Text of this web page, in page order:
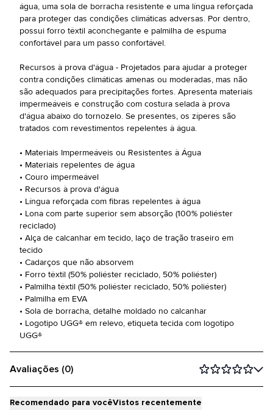
água, uma sola de borracha resistente e uma língua reforçada
para proteger das condições climáticas adversas. Por dentro,
possui forro têxtil aconchegante e palmilha de espuma
confortável para um passo confortável.
Recursos à prova d'água - Projetados para ajudar a proteger
contra condições climáticas amenas ou moderadas, mas não
são adequados para precipitações fortes. Apresenta materiais
impermeáveis e construção com costura selada à prova
d'água abaixo do tornozelo. Se presentes, os zíperes são
tratados com revestimentos repelentes à água.
• Materiais Impermeáveis ou Resistentes à Água
• Materiais repelentes de água
• Couro impermeável
• Recursos à prova d'água
• Língua reforçada com fibras repelentes à água
• Lona com parte superior sem absorção (100% poliéster
reciclado)
• Alça de calcanhar em tecido, laço de tração traseiro em
tecido
• Cadarços que não absorvem
• Forro têxtil (50% poliéster reciclado, 50% poliéster)
• Palmilha têxtil (50% poliéster reciclado, 50% poliéster)
• Palmilha em EVA
• Sola de borracha, detalhe moldado no calcanhar
• Logotipo UGG® em relevo, etiqueta tecida com logotipo
UGG®
Avaliações (0)
Recomendado para vocêVistos recentemente